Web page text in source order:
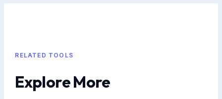
RELATED TOOLS
Explore More